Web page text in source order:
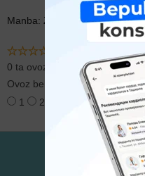
Manba: Zamondosh.uz
0 ta ovoz
Ovoz berish:
1
2 4 5